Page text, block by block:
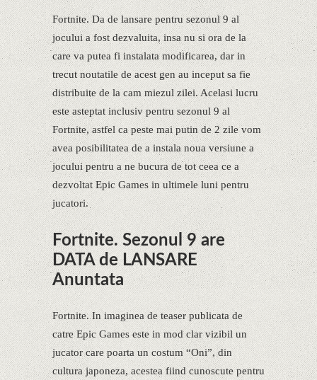
Fortnite. Da de lansare pentru sezonul 9 al
jocului a fost dezvaluita, insa nu si ora de la
care va putea fi instalata modificarea, dar in
trecut noutatile de acest gen au inceput sa fie
distribuite de la cam miezul zilei. Acelasi lucru
este asteptat inclusiv pentru sezonul 9 al
Fortnite, astfel ca peste mai putin de 2 zile vom
avea posibilitatea de a instala noua versiune a
jocului pentru a ne bucura de tot ceea ce a
dezvoltat Epic Games in ultimele luni pentru
jucatori.
Fortnite. Sezonul 9 are
DATA de LANSARE
Anuntata
Fortnite. In imaginea de teaser publicata de
catre Epic Games este in mod clar vizibil un
jucator care poarta un costum “Oni”, din
cultura japoneza, acestea fiind cunoscute pentru